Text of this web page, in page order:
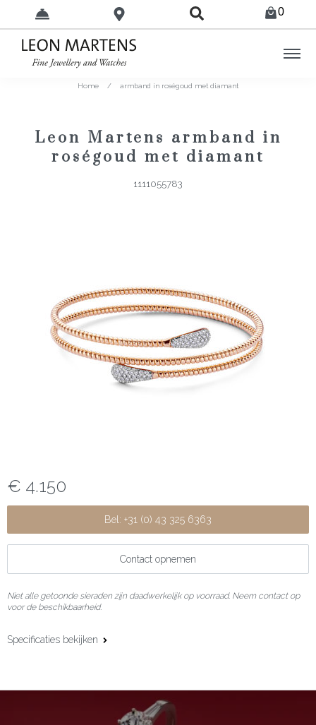
0
Home / armband in roségoud met diamant
Leon Martens armband in
roségoud met diamant
1111055783
€ 4.150
Bel: +31 (0) 43 325 6363
Contact opnemen
Niet alle getoonde sieraden zijn daadwerkelijk op voorraad. Neem contact op
voor de beschikbaarheid.
Specificaties bekijken
Pavégezet
Diamant